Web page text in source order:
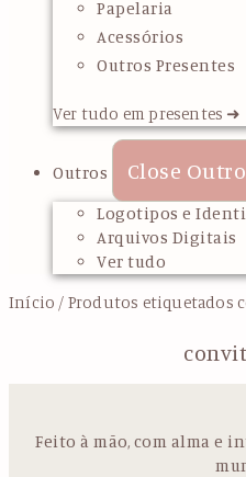
Papelaria
Acessórios
Outros Presentes
Ver tudo em presentes ➜
Outros Close
Logotipos e
Arquivos Digitais
Ver tudo
Início / Produtos etiquetados
Feito à mão, com alma e